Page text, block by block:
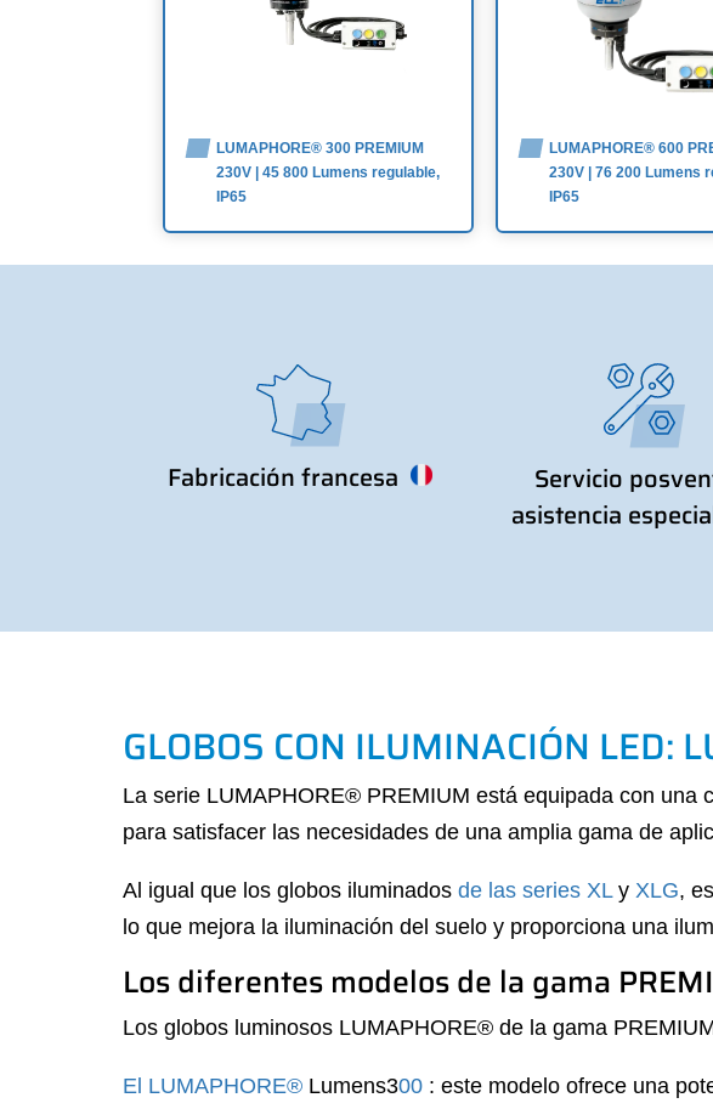
LUMAPHORE® 300 PREMIUM
230V | 45 800 Lumens regulable,
IP65
LUMAPHORE® 600
230V | 76 200 Lumens
IP65
Fabricación francesa
Servicio
asistencia
GLOBOS CON ILUMINACIÓN LED:
La serie LUMAPHORE® PREMIUM está equipada con
para satisfacer las necesidades de una amplia gama de
Al igual que los globos iluminados de las series XLy XLG,
lo que mejora la iluminación del suelo y proporciona una
Los diferentes modelos de la gama
Los globos luminosos LUMAPHORE® de la gama
El LUMAPHORE® Lumens300 : este modelo ofrece una